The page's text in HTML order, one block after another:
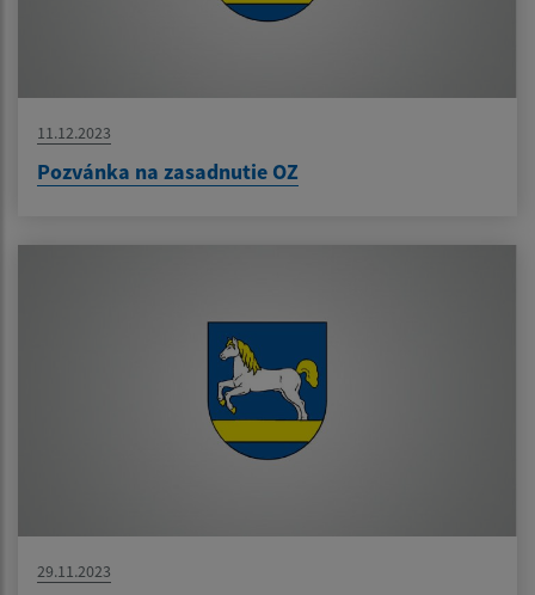
11.12.2023
Pozvánka na zasadnutie OZ
29.11.2023